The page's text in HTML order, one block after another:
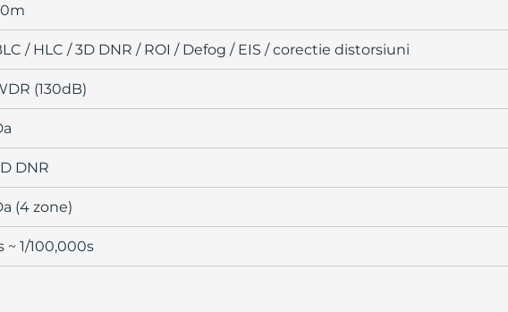
/ HLC / 3D DNR / ROI / Defog / EIS / corectie distorsiuni
(130dB)
DNR
(4 zone)
~ 1/100,000s